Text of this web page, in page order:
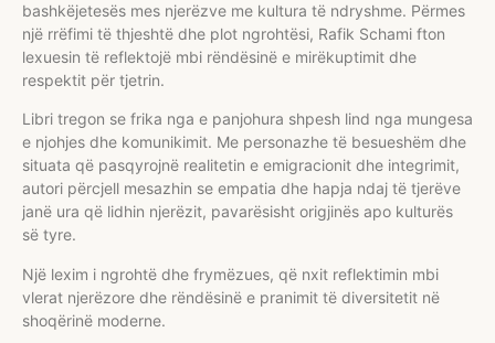
bashkëjetesës mes njerëzve me kultura të ndryshme. Përmes
një rrëfimi të thjeshtë dhe plot ngrohtësi, Rafik Schami fton
lexuesin të reflektojë mbi rëndësinë e mirëkuptimit dhe
respektit për tjetrin.
Libri tregon se frika nga e panjohura shpesh lind nga mungesa
e njohjes dhe komunikimit. Me personazhe të besueshëm dhe
situata që pasqyrojnë realitetin e emigracionit dhe integrimit,
autori përcjell mesazhin se empatia dhe hapja ndaj të tjerëve
janë ura që lidhin njerëzit, pavarësisht origjinës apo kulturës
së tyre.
Një lexim i ngrohtë dhe frymëzues, që nxit reflektimin mbi
vlerat njerëzore dhe rëndësinë e pranimit të diversitetit në
shoqërinë moderne.